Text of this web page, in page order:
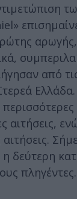
από
αιτήσεις,
δεύτερη
πληγέντες.